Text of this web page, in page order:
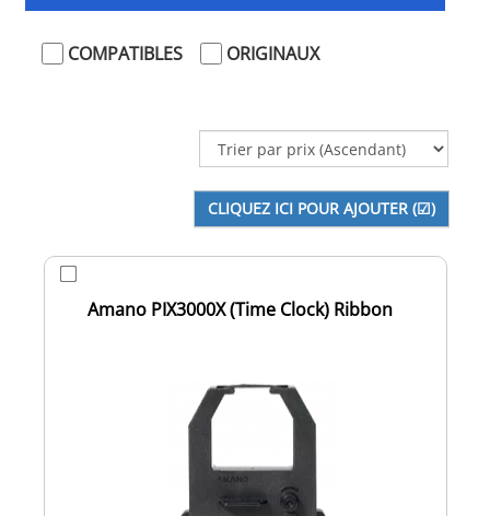
COMPATIBLES ORIGINAUX
Amano PIX3000X (Time Clock) Ribbon